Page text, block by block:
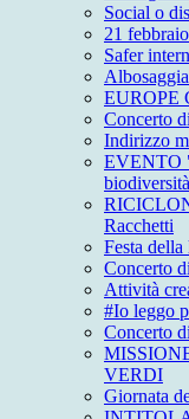
Social o
21
Safer
EUROPE
Concerto
Indirizzo
EVENTO
Racchetti
Festa
Concerto
Attività
#Io leggo
Concerto
VERDI
Giornata